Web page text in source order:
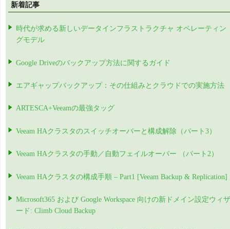
新着記事
時代が求める新しいデータインフラストラクチャ オペレーティン
グモデル
Google Driveのバックアップ方法に関するガイド
エアギャップバックアップ：その仕組みとクラウドでの実施方法
ARTESCA+Veeamの最強タッグ
Veeam HAクラスタのスイッチオーバーと構成解除（パート3）
Veeam HAクラスタの手動／自動フェイルオーバー （パート2）
Veeam HAクラスタの構成手順 – Part1 [Veeam Backup & Replication]
Microsoft365 および Google Workspace 向けの新ドメイン設定ウィザ
ード: Climb Cloud Backup